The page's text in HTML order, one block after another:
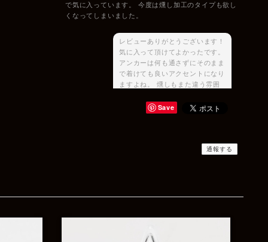
で気に入っています。 今度は燻し加工のタイプも欲し
くなってしまいました。
レビューありがとうございます！
気に入って頂けてよかったです。
アンカーは何も通さずにそのまま
で着けても良いアクセントになり
ますよね。 燻しもまた違う雰囲
非またご相談ください♪
Save
通報する